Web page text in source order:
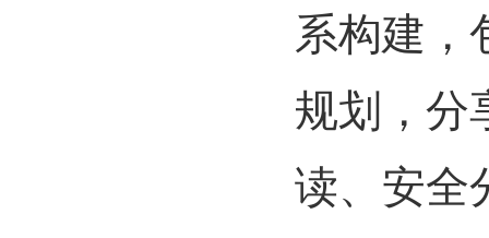
系构建，
规划，分
读、安全